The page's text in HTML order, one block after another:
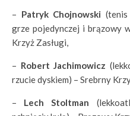
– Patryk Chojnowski
grze pojedynczej i brązowy
Krzyż Zasługi,
– Robert Jachimowicz
rzucie dyskiem) – Srebrny
– Lech Stoltman